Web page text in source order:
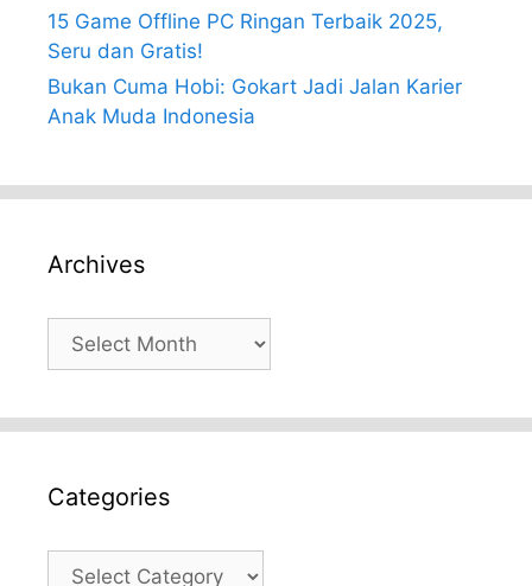
15 Game Offline PC Ringan Terbaik 2025,
Seru dan Gratis!
Bukan Cuma Hobi: Gokart Jadi Jalan Karier
Anak Muda Indonesia
Archives
Archives
Categories
Categories